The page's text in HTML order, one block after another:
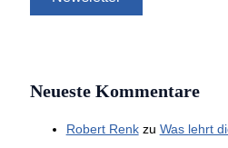
Neueste Kommentare
Robert Renkzu Was lehrt